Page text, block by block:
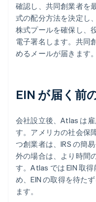
確認し、共同創業者を
式の配分方法を決定し
株式プールを確保し、
電子署名します。共同
めるメールが届きます。
EIN が届く前
会社設立後、Atlas は
す。アメリカの社会保
つ創業者は、IRS の簡
外の場合は、より時間
す。Atlas では EIN 取
め、EIN の取得を待た
ます。